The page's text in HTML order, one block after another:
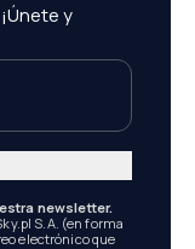
y
newsletter.
S.A. (en forma
electrónico que